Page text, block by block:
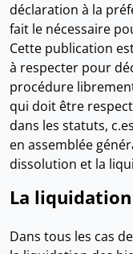
déclaration à la
fait le nécessaire
Cette publication
à respecter pour
procédure
qui doit être
dans les statuts,
en assemblée
dissolution et la
La liquidation
Dans tous les cas